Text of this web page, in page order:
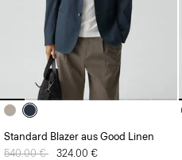
Standard Blazer aus Good Linen
Preis reduziert von
540.00 € auf
324.00 €